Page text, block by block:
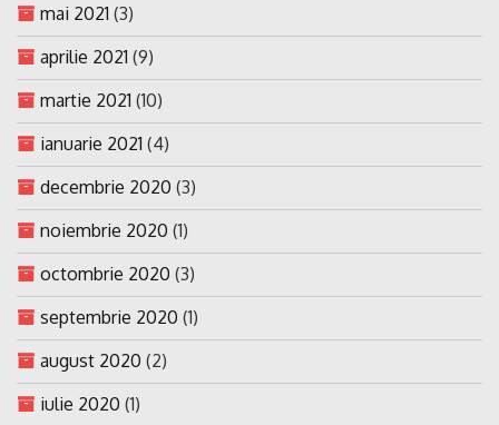
mai 2021 (3)
aprilie 2021 (9)
martie 2021 (10)
ianuarie 2021 (4)
decembrie 2020 (3)
noiembrie 2020 (1)
octombrie 2020 (3)
septembrie 2020 (1)
august 2020 (2)
iulie 2020 (1)